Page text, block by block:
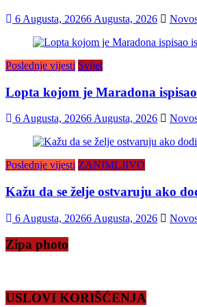
6 Augusta, 20266 Augusta, 2026
Poslednje vijesti Svijet
Lopta kojom je Maradona
6 Augusta, 20266 Augusta, 2026
Poslednje vijesti ZANIMLJIVO
Kažu da se želje ostvaruju ako
6 Augusta, 20266 Augusta, 2026
Zipa photo
USLOVI KORIŠĆENJA